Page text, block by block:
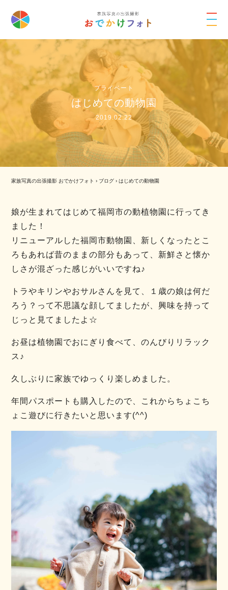
プライベート
はじめての動物園
2019.02.22
家族写真の出張撮影 おでかけフォト › ブログ ›はじめての動物園
娘が生まれてはじめて福岡市の動植物園に行ってき
ました！
リニューアルした福岡市動物園、新しくなったとこ
ろもあれば昔のままの部分もあって、新鮮さと懐か
しさが混ざった感じがいいですね♪
トラやキリンやおサルさんを見て、１歳の娘は何だ
ろう？って不思議な顔してましたが、興味を持って
じっと見てましたよ☆
お昼は植物園でおにぎり食べて、のんびりリラック
ス♪
久しぶりに家族でゆっくり楽しめました。
年間パスポートも購入したので、これからちょこち
ょこ遊びに行きたいと思います(^^)